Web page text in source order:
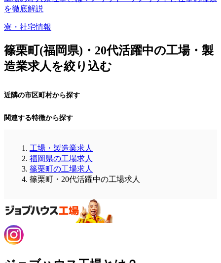
を徹底解説
寮・社宅情報
篠栗町(福岡県)・20代活躍中の工場・製
造業求人を絞り込む
近隣の市区町村から探す
関連する特徴から探す
工場・製造業求人
福岡県の工場求人
篠栗町の工場求人
篠栗町・20代活躍中の工場求人